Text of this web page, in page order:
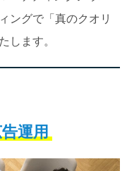
ングで「真のクオリ
します。
運用